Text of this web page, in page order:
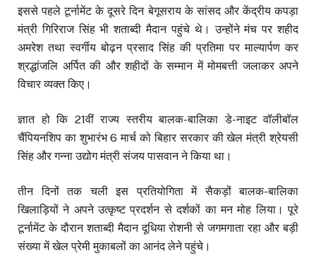
इससे पहले टूर्नामेंट के दूसरे दिन बेगूसराय के सांसद और केंद्रीय कपड़ा
मंत्री गिरिराज सिंह भी शताब्दी मैदान पहुंचे थे। उन्होंने मंच पर शहीद
अमरेश तथा स्वर्गीय बोढ़न प्रसाद सिंह की प्रतिमा पर माल्यार्पण कर
श्रद्धांजलि अर्पित की और शहीदों के सम्मान में मोमबत्ती जलाकर अपने
विचार व्यक्त किए।
ज्ञात हो कि 21वीं राज्य स्तरीय बालक-बालिका डे-नाइट वॉलीबॉल
चैंपियनशिप का शुभारंभ 6 मार्च को बिहार सरकार की खेल मंत्री श्रेयसी
सिंह और गन्ना उद्योग मंत्री संजय पासवान ने किया था।
तीन दिनों तक चली इस प्रतियोगिता में सैकड़ों बालक-बालिका
खिलाड़ियों ने अपने उत्कृष्ट प्रदर्शन से दर्शकों का मन मोह लिया। पूरे
टूर्नामेंट के दौरान शताब्दी मैदान दूधिया रोशनी से जगमगाता रहा और बड़ी
संख्या में खेल प्रेमी मुकाबलों का आनंद लेने पहुंचे।